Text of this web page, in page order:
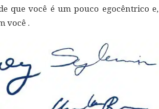
que você é um pouco egocêntrico e,
você .